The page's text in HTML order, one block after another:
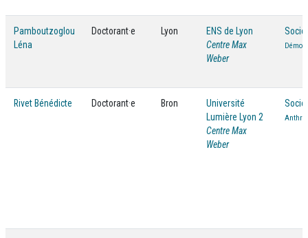
Pamboutzoglou
Léna
Doctorant·e Lyon
ENS de Lyon
Centre Max
Weber
Rivet Bénédicte Doctorant·e Bron
Université
Lumière Lyon 2
Centre Max
Weber